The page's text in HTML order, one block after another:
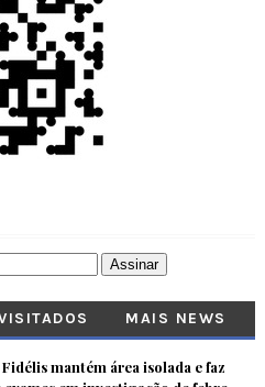
MAIS NEWS
mantém área isolada e faz